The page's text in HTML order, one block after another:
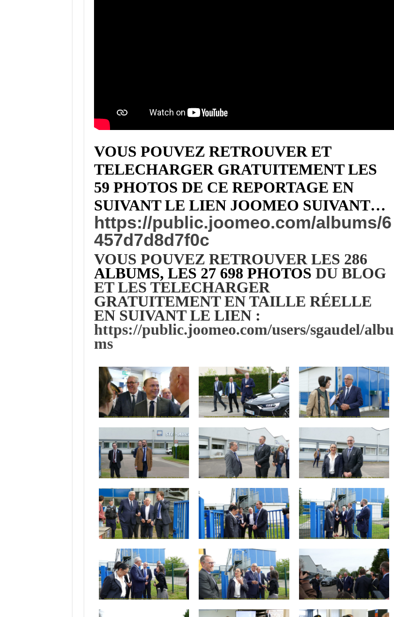
VOUS POUVEZ RETROUVER ET
TELECHARGER GRATUITEMENT LES
59 PHOTOS DE CE REPORTAGE EN
SUIVANT LE LIEN JOOMEO SUIVANT…
https://public.joomeo.com/albums/6
457d7d8d7f0c
VOUS POUVEZ RETROUVER LES 286
ALBUMS, LES 27 698 PHOTOS DU BLOG
ET LES TELECHARGER
GRATUITEMENT EN TAILLE RÉELLE
EN SUIVANT LE LIEN :
https://public.joomeo.com/users/sgaudel/albu
ms